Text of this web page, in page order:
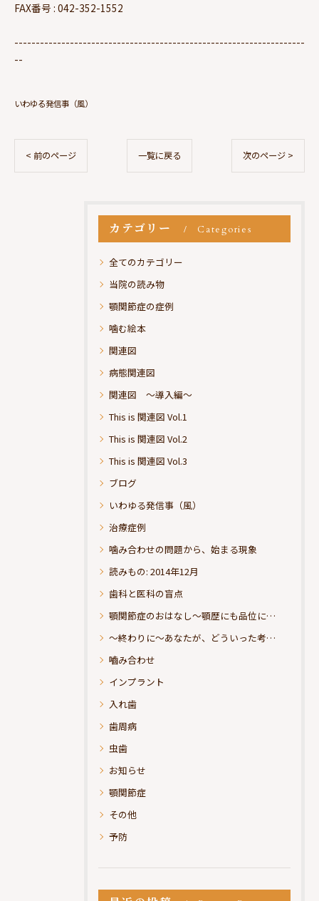
FAX番号 : 042-352-1552
--------------------------------------------------------------------
--
いわゆる発信事（風）
< 前のページ 一覧に戻る 次のページ >
カテゴリー Categories
全てのカテゴリー
当院の読み物
顎関節症の症例
噛む絵本
関連図
病態関連図
関連図 ～導入編～
This is 関連図 Vol.1
This is 関連図 Vol.2
This is 関連図 Vol.3
ブログ
いわゆる発信事（風）
治療症例
噛み合わせの問題から、始まる現象
読みもの: 2014年12月
歯科と医科の盲点
顎関節症のおはなし～顎歴にも品位にこだわりたい
～終わりに～あなたが、どういった考えの治療をお求めになられるのか？
嚙み合わせ
インプラント
入れ歯
歯周病
虫歯
お知らせ
顎関節症
その他
予防